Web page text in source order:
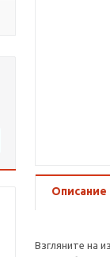
Описание
Взгляните на